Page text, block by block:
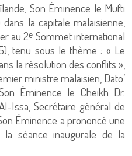
Son Éminence le Mufti
la capitale malaisienne,
au 2ᵉ Sommet international
tenu sous le thème : « Le
la résolution des conflits »,
ministre malaisien, Dato’
Éminence le Cheikh Dr.
Issa, Secrétaire général de
Éminence a prononcé une
séance inaugurale de la